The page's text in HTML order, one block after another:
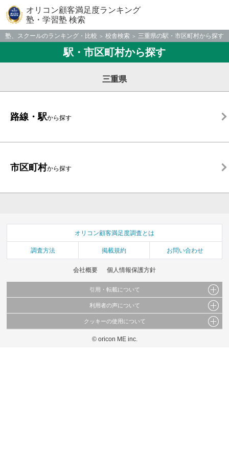
オリコン顧客満足度ランキング
塾・学習塾 検索
塾、スクールのランキング・比較 校舎検索 三重県の駅・市区町村から探す
駅・市区町村から探す
三重県
路線・駅から探す
市区町村から探す
オリコン顧客満足度調査とは
調査方法 掲載規約 お問い合わせ
会社概要 個人情報保護方針
引用・転載について
当サイトで公開されている情報（文字、写真、イラスト、画像データ等）及びこれらの配
これらの情報を権利者の許可なく無断転載・複製などの二次利用を行うことは固く禁じて
利用者の声について
当サイトに掲載している内容はすべてサービスの利用者が提出された見解・感想です。
弊社の見解・ 意見ではないことをご理解いただいた上でご覧ください。
クッキーの使用について
このサイトでは Cookie を使用して、ユーザーに合わせたコンテンツや広告の表示、ソー
© oricon ME inc.